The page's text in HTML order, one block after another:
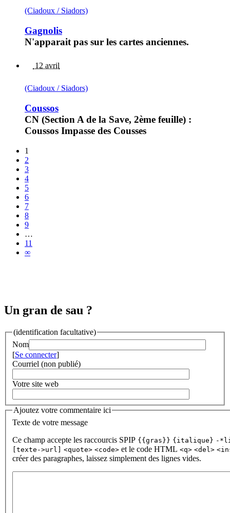
(Ciadoux / Siadors)
Gagnolis
N'apparait pas sur les cartes anciennes.
12 avril
(Ciadoux / Siadors)
Coussos
CN (Section A de la Save, 2ème feuille) :
Coussos Impasse des Cousses
1
2
3
4
5
6
7
8
9
…
11
∞
Un gran de sau ?
(identification facultative)
Nom
[Se connecter]
Courriel (non publié)
Votre site web
Ajoutez votre commentaire ici
Texte de votre message
Ce champ accepte les raccourcis SPIP {{gras}} {italique} -
[texte->url] <quote> <code> et le code HTML <q> <del>
créer des paragraphes, laissez simplement des lignes vides.